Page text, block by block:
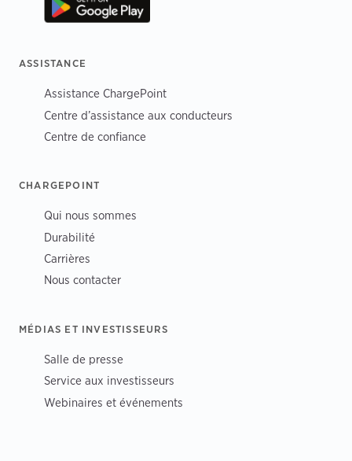
ASSISTANCE
Assistance ChargePoint
Centre d’assistance aux conducteurs
Centre de confiance
CHARGEPOINT
Qui nous sommes
Durabilité
Carrières
Nous contacter
MÉDIAS ET INVESTISSEURS
Salle de presse
Service aux investisseurs
Webinaires et événements